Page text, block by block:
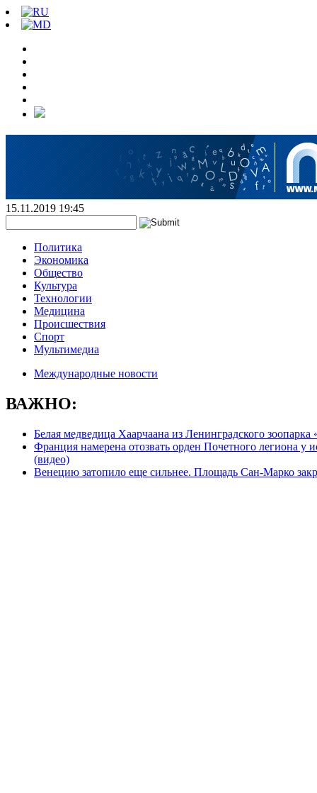
15.11.2019 19:45
Политика
Экономика
Общество
Культура
Технологии
Медицина
Происшествия
Спорт
Мультимедиа
Международные новости
ВАЖНО:
Белая медведица Хаарчаана из Ленинградского
Франция намерена отозвать орден Почетного легиона у
(видео)
Венецию затопило еще сильнее. Площадь Сан-Марко